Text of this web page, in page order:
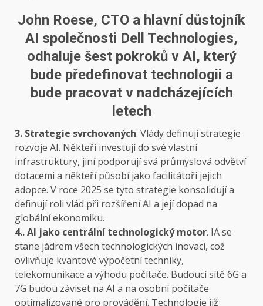
John Roese, CTO a hlavní důstojník
AI společnosti Dell Technologies,
odhaluje šest pokroků v AI, který
bude předefinovat technologii a
bude pracovat v nadcházejících
letech
3. Strategie svrchovaných. Vlády definují strategie
rozvoje AI. Někteří investují do své vlastní
infrastruktury, jiní podporují svá průmyslová odvětví
dotacemi a někteří působí jako facilitátoři jejich
adopce. V roce 2025 se tyto strategie konsolidují a
definují roli vlád při rozšíření AI a její dopad na
globální ekonomiku.
4.. AI jako centrální technologický motor. IA se
stane jádrem všech technologických inovací, což
ovlivňuje kvantové výpočetní techniky,
telekomunikace a výhodu počítače. Budoucí sítě 6G a
7G budou záviset na AI a na osobní počítače
optimalizované pro provádění. Technologie již